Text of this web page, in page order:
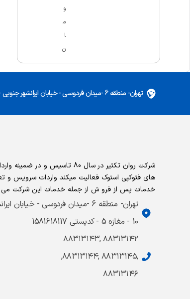
و
م
ا
ن
تهران- منطقه 6 -میدان فردوسی - خیابان ایرانشهر جنوبی - پاساژ 8 - واحد 5
شرکت روان تکثیر در سال 80 تاسیس و
های فتوکپی استوک فعالیت میکند واردات سرویس و
خدمات پس از فرو ش از جمله خدمات این شرکت می
تهران- منطقه 6 -میدان فردوسی -
10 - مغازه 5 - کدپستی 1581618117
۸۸۳۱۳۱۴۲ ,۸۸۳۱۳۱۴۳
,۸۸۳۱۳۱۴۵ ,۸۸۳۱۳۱۴۴,
۸۸۳۱۳۱۴۶